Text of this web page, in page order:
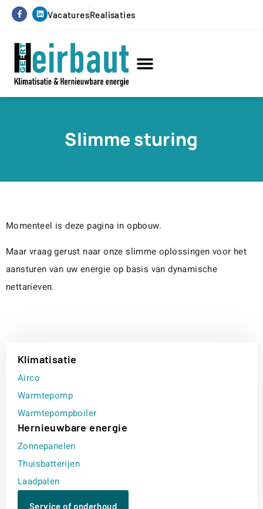
VacaturesRealisaties
Slimme sturing
Momenteel is deze pagina in opbouw.
Maar vraag gerust naar onze slimme oplossingen voor het
aansturen van uw energie op basis van dynamische
nettarieven.
Klimatisatie
Airco
Warmtepomp
Warmtepompboiler
Hernieuwbare energie
Zonnepanelen
Thuisbatterijen
Laadpalen
Service of onderhoud